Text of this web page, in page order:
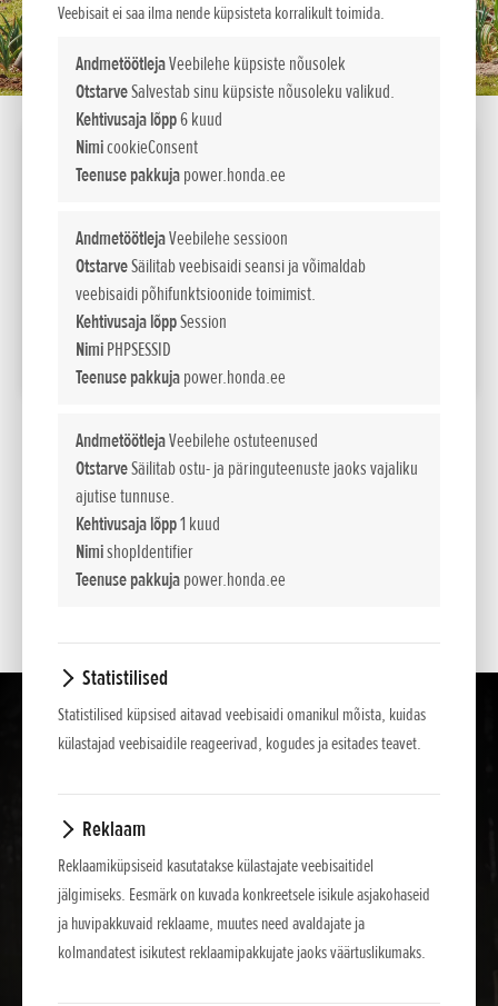
Veebisait ei saa ilma nende küpsisteta korralikult toimida.
AndmetöötlejaVeebilehe küpsiste nõusolek
OtstarveSalvestab sinu küpsiste nõusoleku valikud.
Kehtivusaja lõpp6 kuud
NimicookieConsent
Teenuse pakkujapower.honda.ee
AndmetöötlejaVeebilehe sessioon
OtstarveSäilitab veebisaidi seansi ja võimaldab
veebisaidi põhifunktsioonide toimimist.
Kehtivusaja lõppSession
NimiPHPSESSID
Teenuse pakkujapower.honda.ee
AndmetöötlejaVeebilehe ostuteenused
OtstarveSäilitab ostu- ja päringuteenuste jaoks vajaliku
ajutise tunnuse.
Kehtivusaja lõpp1 kuud
NimishopIdentifier
Teenuse pakkujapower.honda.ee
Statistilised
Statistilised küpsised aitavad veebisaidi omanikul mõista, kuidas
külastajad veebisaidile reageerivad, kogudes ja esitades teavet.
Reklaam
Reklaamiküpsiseid kasutatakse külastajate veebisaitidel
jälgimiseks. Eesmärk on kuvada konkreetsele isikule asjakohaseid
ja huvipakkuvaid reklaame, muutes need avaldajate ja
kolmandatest isikutest reklaamipakkujate jaoks väärtuslikumaks.
GXV 57 2,0
Maksumus
EUR sis. km 24%
Soovituslikud jaemüügihinnad.
Esitatud hinnad, põhivarustus ja lisavarustuse valik on teavitava iseloomuga . NCG
Import Baltics OÜ jätab õiguse muuta hindu ja varustuse loetelu või lõpetada mõne
mudeli müük ette teatamata.
Hinnad sisaldavad käibemaksu.